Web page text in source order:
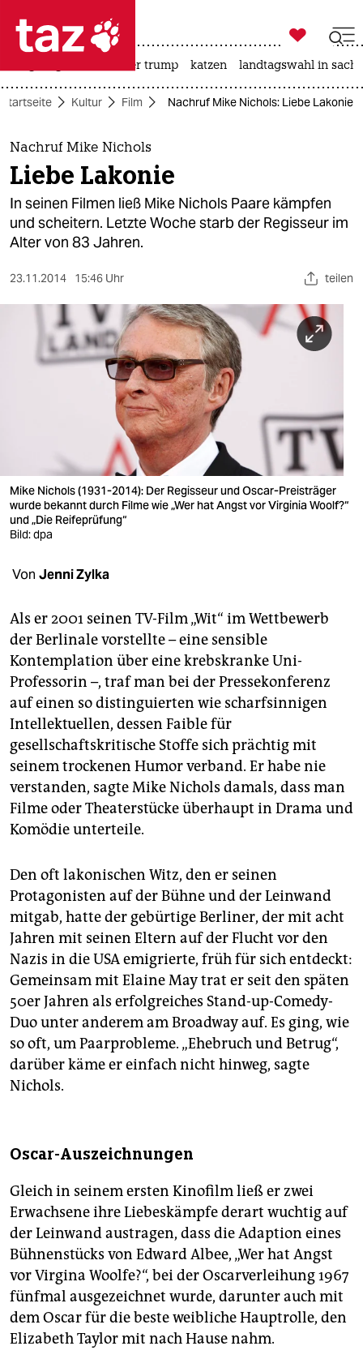
 taz zahl ich
taz zahl ich
themen
politik
öko
sport
berlin
verlag
verlag
veranstaltungen
shop
unterstützen
abo
genossenschaft
epaper login

taz zahl ich
usa unter trump katzen landtagswahl in
Startseite Kultur Film Nachruf Mike Nichols: Liebe Lakonie
Nachruf Mike Nichols
Liebe Lakonie
In seinen Filmen ließ Mike Nichols Paare kämpfen
und scheitern. Letzte Woche starb der Regisseur im
Alter von 83 Jahren.
23.11.2014 15:46 Uhr teilen
Mike Nichols (1931-2014): Der Regisseur und Oscar-Preisträger
wurde bekannt durch Filme wie „Wer hat Angst vor Virginia Woolf?“
und „Die Reifeprüfung“
Bild: dpa
Von Jenni Zylka
Als er 2001 seinen TV-Film „Wit“ im Wettbewerb
der Berlinale vorstellte – eine sensible
Kontemplation über eine krebskranke Uni-
Professorin –, traf man bei der Pressekonferenz
auf einen so distinguierten wie scharfsinnigen
Intellektuellen, dessen Faible für
gesellschaftskritische Stoffe sich prächtig mit
seinem trockenen Humor verband. Er habe nie
verstanden, sagte Mike Nichols damals, dass man
Filme oder Theaterstücke überhaupt in Drama und
Komödie unterteile.
Den oft lakonischen Witz, den er seinen
Protagonisten auf der Bühne und der Leinwand
mitgab, hatte der gebürtige Berliner, der mit acht
Jahren mit seinen Eltern auf der Flucht vor den
Nazis in die USA emigrierte, früh für sich entdeckt:
Gemeinsam mit Elaine May trat er seit den späten
50er Jahren als erfolgreiches Stand-up-Comedy-
Duo unter anderem am Broadway auf. Es ging, wie
so oft, um Paarprobleme. „Ehebruch und Betrug“,
darüber käme er einfach nicht hinweg, sagte
Nichols.
Oscar-Auszeichnungen
Gleich in seinem ersten Kinofilm ließ er zwei
Erwachsene ihre Liebeskämpfe derart wuchtig auf
der Leinwand austragen, dass die Adaption eines
Bühnenstücks von Edward Albee, „Wer hat Angst
vor Virgina Woolfe?“, bei der Oscarverleihung 1967
fünfmal ausgezeichnet wurde, darunter auch mit
dem Oscar für die beste weibliche Hauptrolle, den
Elizabeth Taylor mit nach Hause nahm.